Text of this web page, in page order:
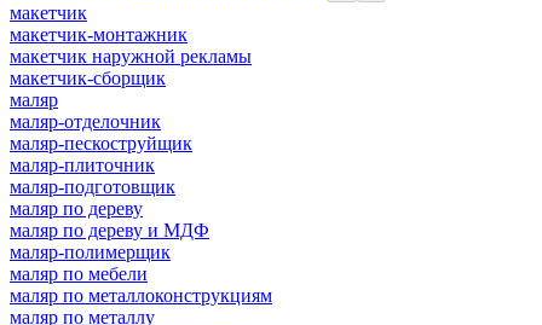
макетчик
макетчик-монтажник
макетчик наружной рекламы
макетчик-сборщик
маляр
маляр-отделочник
маляр-пескоструйщик
маляр-плиточник
маляр-подготовщик
маляр по дереву
маляр по дереву и МДФ
маляр-полимерщик
маляр по мебели
маляр по металлоконструкциям
маляр по металлу